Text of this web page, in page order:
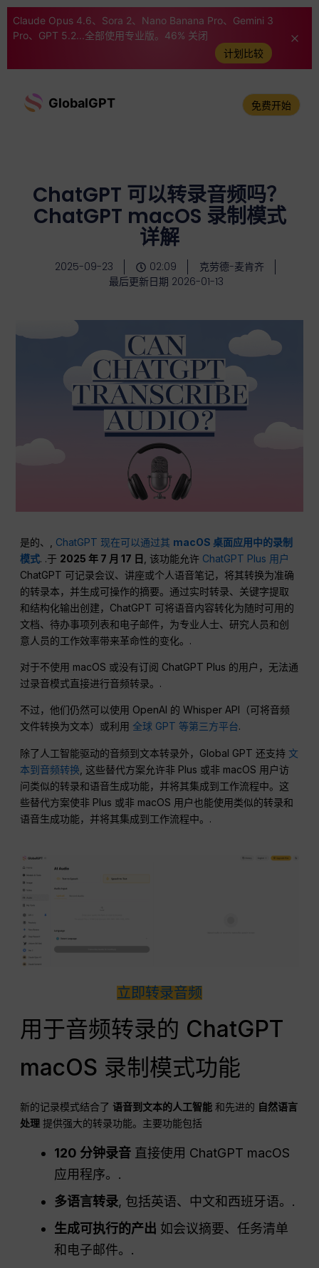
Claude Opus 4.6、Sora 2、Nano Banana Pro、Gemini 3
Pro、GPT 5.2...全部使用专业版。46% 关闭
计划比较
GlobalGPT 免费开始
ChatGPT 可以转录音频吗？
ChatGPT macOS 录制模式
详解
2025-09-23 02:09
克劳德-麦肯齐
最后更新日期 2026-01-13
是的、, ChatGPT 现在可以通过其 macOS 桌面应用中的录制
模式. .于 2025 年 7 月 17 日 , 该功能允许 ChatGPT Plus 用户
ChatGPT 可记录会议、讲座或个人语音笔记，将其转换为准确
的转录本，并生成可操作的摘要。通过实时转录、关键字提取
和结构化输出创建，ChatGPT 可将语音内容转化为随时可用的
文档、待办事项列表和电子邮件，为专业人士、研究人员和创
意人员的工作效率带来革命性的变化。.
对于不使用 macOS 或没有订阅 ChatGPT Plus 的用户，无法通
过录音模式直接进行音频转录。.
不过，他们仍然可以使用 OpenAI 的 Whisper API（可将音频
文件转换为文本）或利用全球 GPT 等第三方平台.
除了人工智能驱动的音频到文本转录外，Global GPT 还支持 文
本到音频转换 , 这些替代方案允许非 Plus 或非 macOS 用户访
问类似的转录和语音生成功能，并将其集成到工作流程中。这
些替代方案使非 Plus 或非 macOS 用户也能使用类似的转录和
语音生成功能，并将其集成到工作流程中。.
立即转录音频
用于音频转录的 ChatGPT
macOS 录制模式功能
新的记录模式结合了语音到文本的人工智能 和先进的 自然语言
处理 提供强大的转录功能。主要功能包括
120 分钟录音 直接使用 ChatGPT macOS
应用程序。.
多语言转录, 包括英语、中文和西班牙语。.
生成可执行的产出 如会议摘要、任务清单
和电子邮件。.